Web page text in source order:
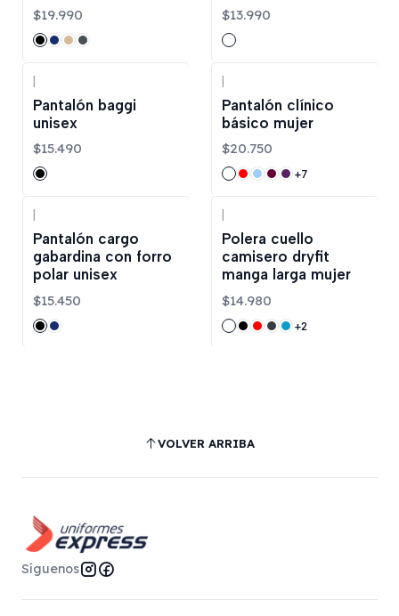
$19.990 $13.990
|
Pantalón baggi
unisex
$15.490
|
Pantalón clínico
básico mujer
$20.750
+7
Pantalón cargo
gabardina con forro
polar unisex
$15.450
Polera cuello
camisero dryfit
manga larga mujer
$14.980
+2
VOLVER ARRIBA
Síguenos